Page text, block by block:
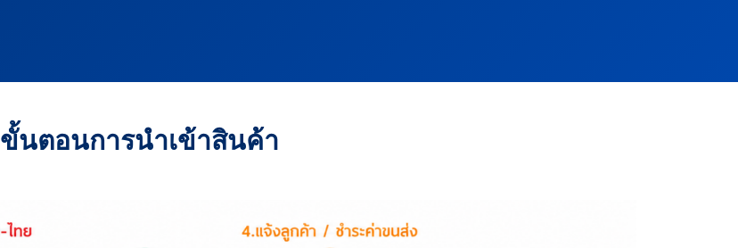
ขั้นตอนการนำเข้าสินค้า